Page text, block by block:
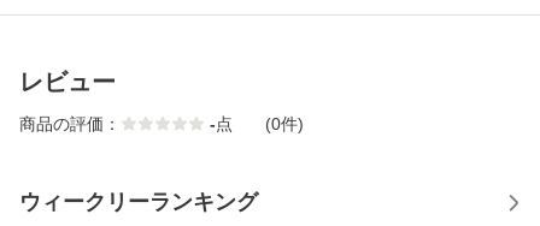
レビュー
商品の評価： -点 (0件)
ウィークリーランキング